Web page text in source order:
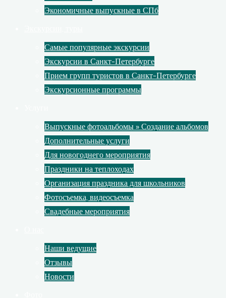
Экономичные выпускные в СПб
Самые популярные экскурсии
Экскурсии в Санкт-Петербурге
Прием групп туристов в Санкт-Петербурге
Экскурсионные программы
Выпускные фотоальбомы » Создание альбомов
Дополнительные услуги
Для новогоднего мероприятия
Праздники на теплоходах
Организация праздника для школьников
Фотосъемка, видеосъемка
Свадебные мероприятия
Наши ведущие
Отзывы
Новости